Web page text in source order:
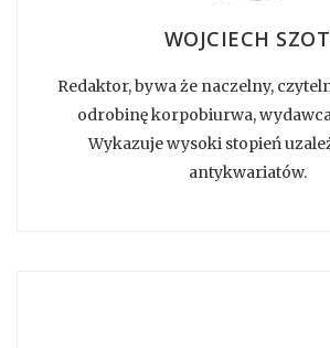
WOJCIECH SZOT
Redaktor, bywa że naczelny,
odrobinę korpobiurwa,
Wykazuje wysoki stopień
antykwariatów.